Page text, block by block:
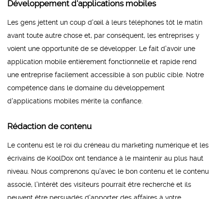
Développement d'applications mobiles
Les gens jettent un coup d'œil à leurs téléphones tôt le matin
avant toute autre chose et, par conséquent, les entreprises y
voient une opportunité de se développer. Le fait d'avoir une
application mobile entièrement fonctionnelle et rapide rend
une entreprise facilement accessible à son public cible. Notre
compétence dans le domaine du développement
d'applications mobiles mérite la confiance.
Rédaction de contenu
Le contenu est le roi du créneau du marketing numérique et les
écrivains de KoolDox ont tendance à le maintenir au plus haut
niveau. Nous comprenons qu'avec le bon contenu et le contenu
associé, l'intérêt des visiteurs pourrait être recherché et ils